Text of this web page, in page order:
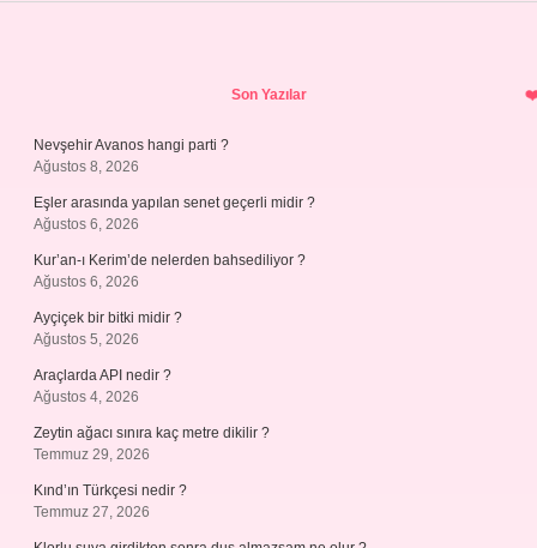
Son Yazılar
Nevşehir Avanos hangi parti ?
Ağustos 8, 2026
Eşler arasında yapılan senet geçerli midir ?
Ağustos 6, 2026
Kur’an-ı Kerim’de nelerden bahsediliyor ?
Ağustos 6, 2026
Ayçiçek bir bitki midir ?
Ağustos 5, 2026
Araçlarda API nedir ?
Ağustos 4, 2026
Zeytin ağacı sınıra kaç metre dikilir ?
Temmuz 29, 2026
Kınd’ın Türkçesi nedir ?
Temmuz 27, 2026